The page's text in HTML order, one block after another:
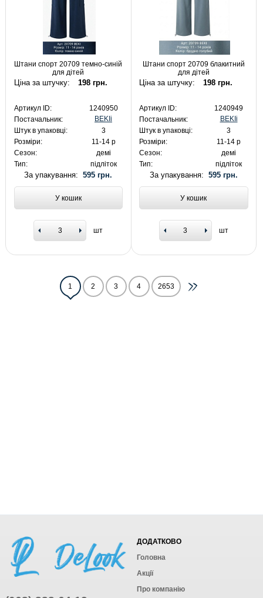
Штани спорт 20709 темно-синій
для дітей
Ціна за штучку: 198 грн.
Артикул ID:
1240950
Постачальник:
BEKIi
Штук в упаковці:
3
Розміри:
11-14 р
Сезон:
демі
Тип:
підліток
За упакування:595 грн.
У кошик
шт
Штани спорт 20709 блакитний
для дітей
Ціна за штучку: 198 грн.
Артикул ID:
1240949
Постачальник:
BEKIi
Штук в упаковці:
3
Розміри:
11-14 р
Сезон:
демі
Тип:
підліток
За упакування: 595 грн.
У кошик
шт
1 2 3 4 2653
ДОДАТКОВО
Головна
Акції
Про компанію